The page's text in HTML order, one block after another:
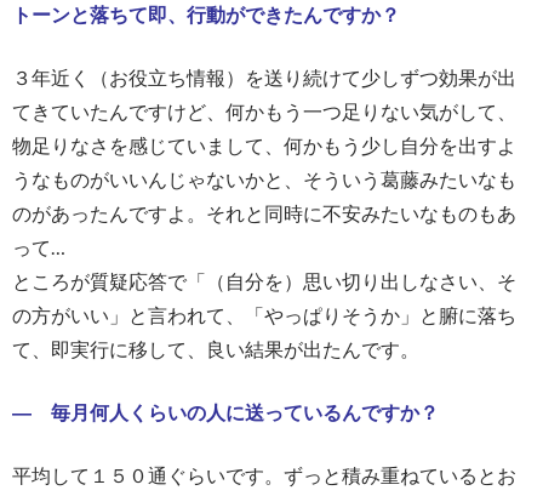
トーンと落ちて即、行動ができたんですか？
３年近く（お役立ち情報）を送り続けて少しずつ効果が出
てきていたんですけど、何かもう一つ足りない気がして、
物足りなさを感じていまして、何かもう少し自分を出すよ
うなものがいいんじゃないかと、そういう葛藤みたいなも
のがあったんですよ。それと同時に不安みたいなものもあ
って…
ところが質疑応答で「（自分を）思い切り出しなさい、そ
の方がいい」と言われて、「やっぱりそうか」と腑に落ち
て、即実行に移して、良い結果が出たんです。
― 毎月何人くらいの人に送っているんですか？
平均して１５０通ぐらいです。ずっと積み重ねているとお